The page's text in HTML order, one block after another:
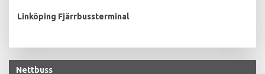
Linköping Fjärrbussterminal
Nettbuss